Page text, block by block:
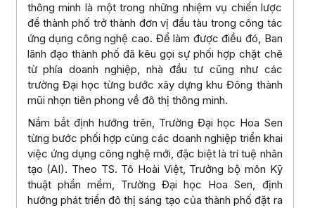
thông minh là một trong những nhiệm vụ chiến lược
để thành phố trở thành đơn vị đầu tàu trong công tác
ứng dụng công nghệ cao. Để làm được điều đó, Ban
lãnh đạo thành phố đã kêu gọi sự phối hợp chặt chẽ
từ phía doanh nghiệp, nhà đầu tư cũng như các
trường Đại học từng bước xây dựng khu Đông thành
mũi nhọn tiên phong về đô thị thông minh.
Nắm bắt định hướng trên, Trường Đại học Hoa Sen
từng bước phối hợp cùng các doanh nghiệp triển khai
việc ứng dụng công nghệ mới, đặc biệt là trí tuệ nhân
tạo (AI). Theo TS. Tô Hoài Việt, Trưởng bộ môn Kỹ
thuật phần mềm, Trường Đại học Hoa Sen, định
hướng phát triển đô thị sáng tạo của thành phố đặt ra